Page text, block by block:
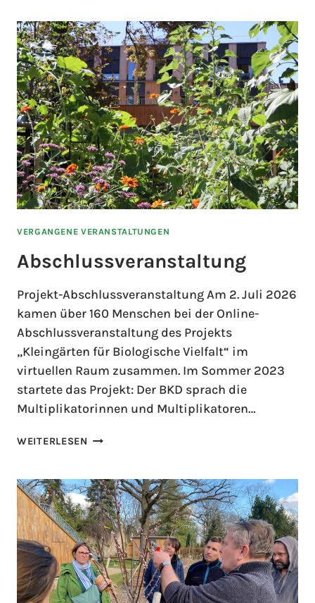
VERGANGENE VERANSTALTUNGEN
Abschlussveranstaltung
Projekt-Abschlussveranstaltung Am 2. Juli 2026
kamen über 160 Menschen bei der Online-
Abschlussveranstaltung des Projekts
„Kleingärten für Biologische Vielfalt“ im
virtuellen Raum zusammen. Im Sommer 2023
startete das Projekt: Der BKD sprach die
Multiplikatorinnen und Multiplikatoren…
WEITERLESEN